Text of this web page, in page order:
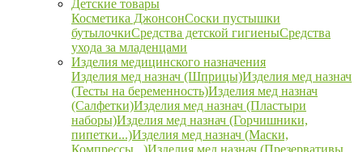
Детские товары
Косметика ДжонсонСоски пустышки
бутылочкиСредства детской гигиеныСредства
ухода за младенцами
Изделия медицинского назначения
Изделия мед назнач (Шприцы)Изделия мед назнач
(Тесты на беременность)Изделия мед назнач
(Салфетки)Изделия мед назнач (Пластыри
наборы)Изделия мед назнач (Горчишники,
пипетки...)Изделия мед назнач (Маски,